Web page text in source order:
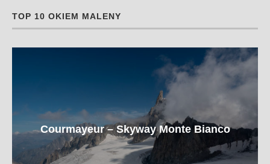
TOP 10 OKIEM MALENY
Courmayeur – Skyway Monte Bianco